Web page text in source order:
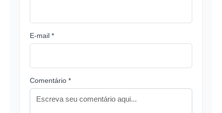
E-mail *
Comentário *